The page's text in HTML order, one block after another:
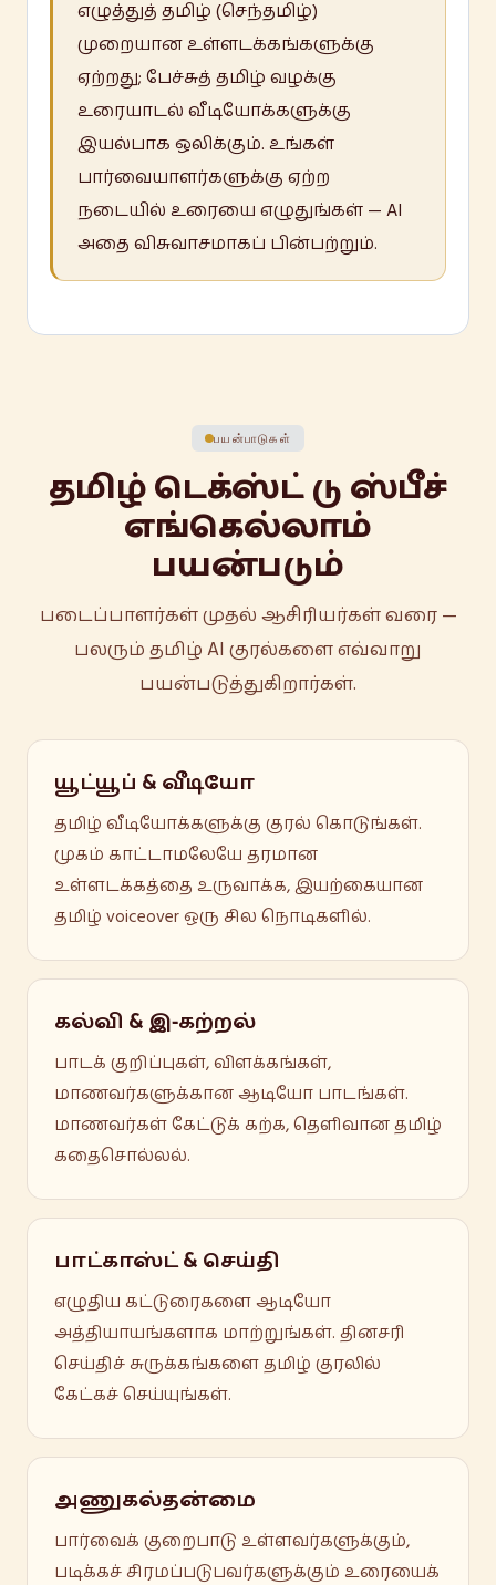
எழுத்துத் தமிழ் (செந்தமிழ்)
முறையான உள்ளடக்கங்களுக்கு
ஏற்றது; பேச்சுத் தமிழ் வழக்கு
உரையாடல் வீடியோக்களுக்கு
இயல்பாக ஒலிக்கும். உங்கள்
பார்வையாளர்களுக்கு ஏற்ற
நடையில் உரையை எழுதுங்கள் — AI
அதை விசுவாசமாகப் பின்பற்றும்.
பயன்பாடுகள்
தமிழ் டெக்ஸ்ட் டு ஸ்பீச்
எங்கெல்லாம்
பயன்படும்
படைப்பாளர்கள் முதல் ஆசிரியர்கள் வரை —
பலரும் தமிழ் AI குரல்களை எவ்வாறு
பயன்படுத்துகிறார்கள்.
யூட்யூப் & வீடியோ
தமிழ் வீடியோக்களுக்கு குரல் கொடுங்கள்.
முகம் காட்டாமலேயே தரமான
உள்ளடக்கத்தை உருவாக்க, இயற்கையான
தமிழ் voiceover ஒரு சில நொடிகளில்.
கல்வி & இ-கற்றல்
பாடக் குறிப்புகள், விளக்கங்கள்,
மாணவர்களுக்கான ஆடியோ பாடங்கள்.
மாணவர்கள் கேட்டுக் கற்க, தெளிவான தமிழ்
கதைசொல்லல்.
பாட்காஸ்ட் & செய்தி
எழுதிய கட்டுரைகளை ஆடியோ
அத்தியாயங்களாக மாற்றுங்கள். தினசரி
செய்திச் சுருக்கங்களை தமிழ் குரலில்
கேட்கச் செய்யுங்கள்.
அணுகல்தன்மை
பார்வைக் குறைபாடு உள்ளவர்களுக்கும்,
படிக்கச் சிரமப்படுபவர்களுக்கும் உரையைக்